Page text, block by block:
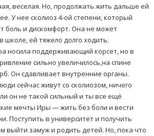
веселая. Но, продолжать жить дальше ей
У нее сколиоз 4-ой степени, который
боль и дискомфорт. Она не может
школе, ей тяжело долго ходить.
носила поддерживающий корсет, но в
сильно увеличилось,на спине
Он сдавливает внутренние органы.
сейчас живут со сколиозом, ничего
он не такой сильный и ты все ещё
мечты Иры — жить без боли и вести
Поступить в университет и получить
выйти замуж и родить детей. Но, пока что